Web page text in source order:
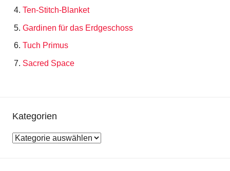
Ten-Stitch-Blanket
Gardinen für das Erdgeschoss
Tuch Primus
Sacred Space
Kategorien
Kategorien